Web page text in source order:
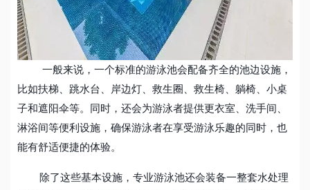
一般来说，一个标准的游泳池会配备齐全的池边设施，
比如扶梯、跳水台、岸边灯、救生圈、救生椅、躺椅、小桌
子和遮阳伞等。同时，还会为游泳者提供更衣室、洗手间、
淋浴间等便利设施，确保游泳者在享受游泳乐趣的同时，也
能有舒适便捷的体验。
除了这些基本设施，专业游泳池还会装备一整套水处理